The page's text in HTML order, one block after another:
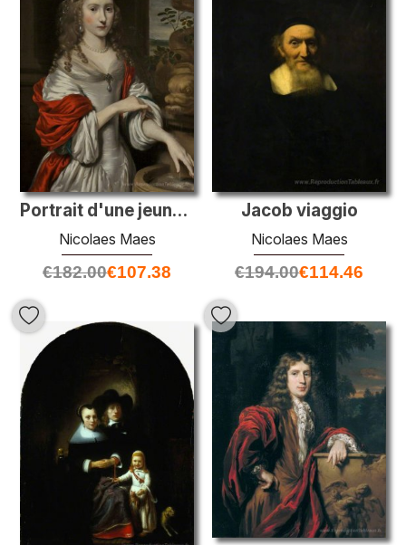
Portrait d'une jeune fille debout près d'une fontaine
Nicolaes Maes
€182.00€107.38
Jacob viaggio
Nicolaes Maes
€194.00€114.46